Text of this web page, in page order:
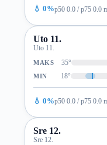
💧 0%p50 0.0 / p75 0.0
Uto 11.
Uto 11.
MAKS 35°
MIN 18°
💧 0%p50 0.0 / p75 0.0
Sre 12.
Sre 12.